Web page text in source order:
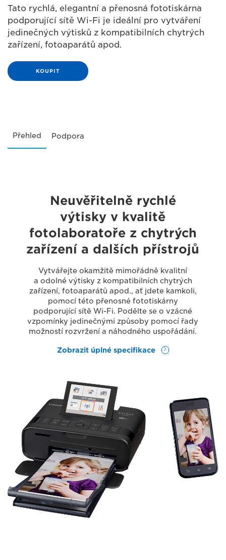
Tato rychlá, elegantní a přenosná fototiskárna
podporující sítě Wi-Fi je ideální pro vytváření
jedinečných výtisků z kompatibilních chytrých
zařízení, fotoaparátů apod.
KOUPIT
Přehled Podpora
Neuvěřitelně rychlé
výtisky v kvalitě
fotolaboratoře z chytrých
zařízení a dalších přístrojů
Vytvářejte okamžitě mimořádně kvalitní
a odolné výtisky z kompatibilních chytrých
zařízení, fotoaparátů apod., ať jdete kamkoli,
pomocí této přenosné fototiskárny
podporující sítě Wi-Fi. Podělte se o vzácné
vzpomínky jedinečnými způsoby pomocí řady
možností rozvržení a náhodného uspořádání.
Zobrazit úplné specifikace